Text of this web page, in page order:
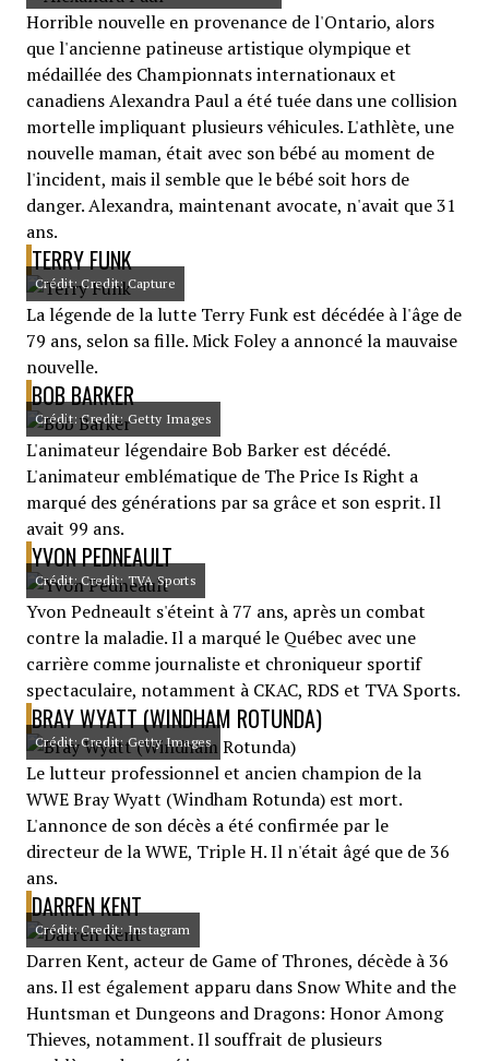
Horrible nouvelle en provenance de l'Ontario, alors
que l'ancienne patineuse artistique olympique et
médaillée des Championnats internationaux et
canadiens Alexandra Paul a été tuée dans une collision
mortelle impliquant plusieurs véhicules. L'athlète, une
nouvelle maman, était avec son bébé au moment de
l'incident, mais il semble que le bébé soit hors de
danger. Alexandra, maintenant avocate, n'avait que 31
ans.
TERRY FUNK
Crédit: Credit: Capture
La légende de la lutte Terry Funk est décédée à l'âge de
79 ans, selon sa fille. Mick Foley a annoncé la mauvaise
nouvelle.
BOB BARKER
Crédit: Credit: Getty Images
L'animateur légendaire Bob Barker est décédé.
L'animateur emblématique de The Price Is Right a
marqué des générations par sa grâce et son esprit. Il
avait 99 ans.
YVON PEDNEAULT
Crédit: Credit: TVA Sports
Yvon Pedneault s'éteint à 77 ans, après un combat
contre la maladie. Il a marqué le Québec avec une
carrière comme journaliste et chroniqueur sportif
spectaculaire, notamment à CKAC, RDS et TVA Sports.
BRAY WYATT (WINDHAM ROTUNDA)
Crédit: Credit: Getty Images
Le lutteur professionnel et ancien champion de la
WWE Bray Wyatt (Windham Rotunda) est mort.
L'annonce de son décès a été confirmée par le
directeur de la WWE, Triple H. Il n'était âgé que de 36
ans.
DARREN KENT
Crédit: Credit: Instagram
Darren Kent, acteur de Game of Thrones, décède à 36
ans. Il est également apparu dans Snow White and the
Huntsman et Dungeons and Dragons: Honor Among
Thieves, notamment. Il souffrait de plusieurs